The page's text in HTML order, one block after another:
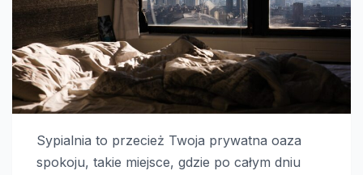
Sypialnia to przecież Twoja prywatna oaza
spokoju, takie miejsce, gdzie po całym dniu